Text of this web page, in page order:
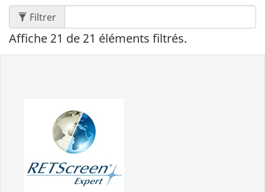
Filtrer
Affiche 21 de 21 éléments filtrés.